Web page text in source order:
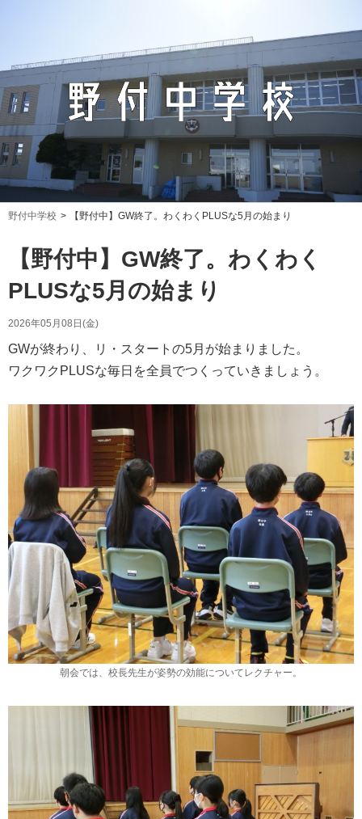
野付中学校 【野付中】GW終了。わくわくPLUSな5月の始まり
【野付中】GW終了。わくわく
PLUSな5月の始まり
2026年05月08日(金)
GWが終わり、リ・スタートの5月が始まりました。
ワクワクPLUSな毎日を全員でつくっていきましょう。
朝会では、校長先生が姿勢の効能についてレクチャー。